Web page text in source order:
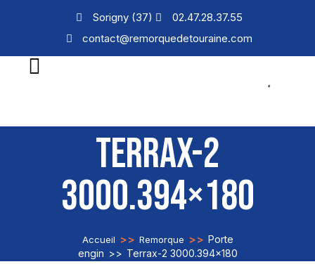
Sorigny (37)
02.47.28.37.55
contact@remorquedetouraine.com
TERRAX-2
3000.394×180
Accueil >> Remorque >> Porte
engin >> Terrax-2 3000.394×180